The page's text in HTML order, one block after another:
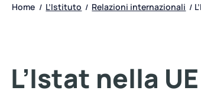
Home / L’Istituto / Relazioni internazionali /
L’Istat nella